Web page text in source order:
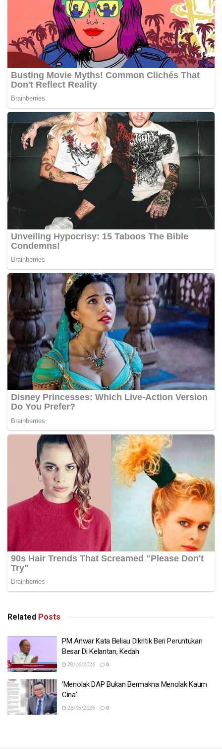
Related Posts
PM Anwar Kata Beliau Dikritik Beri Peruntukan
Besar Di Kelantan, Kedah
28/06/2026 0
‘Menolak DAP Bukan Bermakna Menolak Kaum
Cina’
26/05/2026 0